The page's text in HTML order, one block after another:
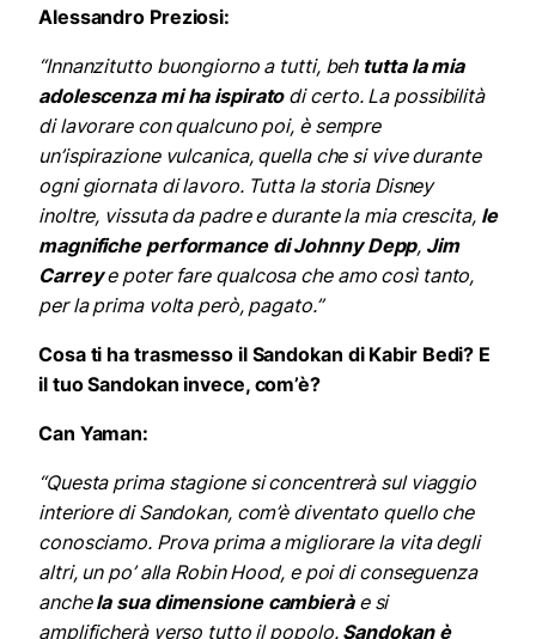
Alessandro Preziosi:
“Innanzitutto buongiorno a tutti, beh tutta la mia
adolescenza mi ha ispiratodi certo. La possibilità
di lavorare con qualcuno poi, è sempre
un’ispirazione vulcanica, quella che si vive durante
ogni giornata di lavoro. Tutta la storia Disney
inoltre, vissuta da padre e durante la mia crescita, le
magnifiche performance di Johnny Depp, Jim
Carreye poter fare qualcosa che amo così tanto,
per la prima volta però, pagato.”
Cosa ti ha trasmesso il Sandokan di Kabir Bedi? E
il tuo Sandokan invece, com’è?
Can Yaman:
“Questa prima stagione si concentrerà sul viaggio
interiore di Sandokan, com’è diventato quello che
conosciamo. Prova prima a migliorare la vita degli
altri, un po’ alla Robin Hood, e poi di conseguenza
anchela sua dimensione cambieràe si
amplificherà verso tutto il popolo. Sandokan è